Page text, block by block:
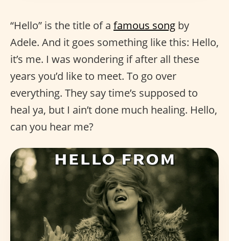
“Hello” is the title of a famous song by
Adele. And it goes something like this: Hello,
it’s me. I was wondering if after all these
years you’d like to meet. To go over
everything. They say time’s supposed to
heal ya, but I ain’t done much healing. Hello,
can you hear me?